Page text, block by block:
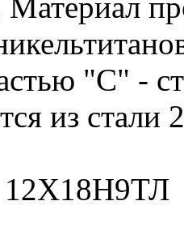
"С" -
из
12Х18Н9ТЛ